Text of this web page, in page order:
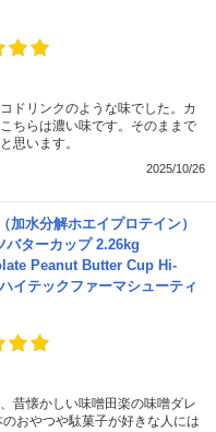
ドリンクのような味でした。カ
ちらは濃い味です。そのままで
思います。
2025/10/26
加水分解ホエイプロテイン）
ターカップ 2.26kg
Peanut Butter Cup Hi-
イテックファーマシューティ
昔懐かしい味噌田楽の味噌ダレ
おやつや駄菓子が好きな人には